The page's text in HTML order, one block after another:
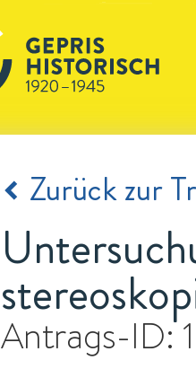
Zurück zur
Antrags-ID: